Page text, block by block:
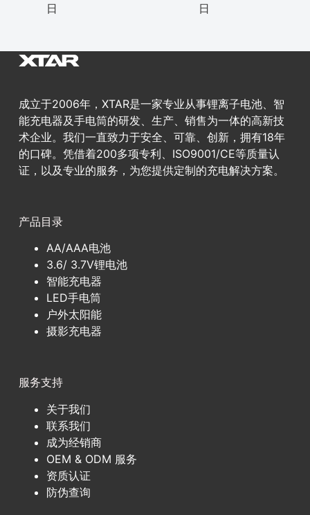
日
日
成立于2006年，XTAR是一家专业从事锂离子电池、智
能充电器及手电筒的研发、生产、销售为一体的高新技
术企业。我们一直致力于安全、可靠、创新，拥有18年
的口碑。凭借着200多项专利、ISO9001/CE等质量认
证，以及专业的服务，为您提供定制的充电解决方案。
产品目录
AA/AAA电池
3.6/ 3.7V锂电池
智能充电器
LED手电筒
户外太阳能
摄影充电器
服务支持
关于我们
联系我们
成为经销商
OEM & ODM 服务
资质认证
防伪查询